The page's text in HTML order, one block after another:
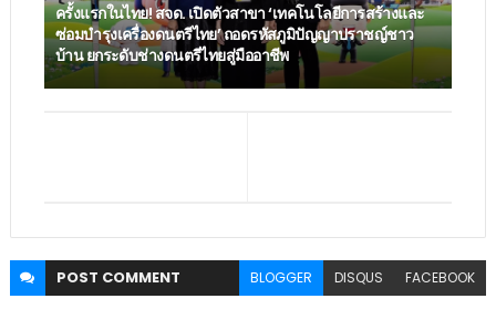
ครั้งแรกในไทย! สจด. เปิดตัวสาขา ‘เทคโนโลยีการสร้างและ
ซ่อมบำรุงเครื่องดนตรีไทย’ ​ถอดรหัสภูมิปัญญาปราชญ์ชาว
บ้าน ยกระดับช่างดนตรีไทยสู่มืออาชีพ
POST COMMENT BLOGGER DISQUS FACEBOOK